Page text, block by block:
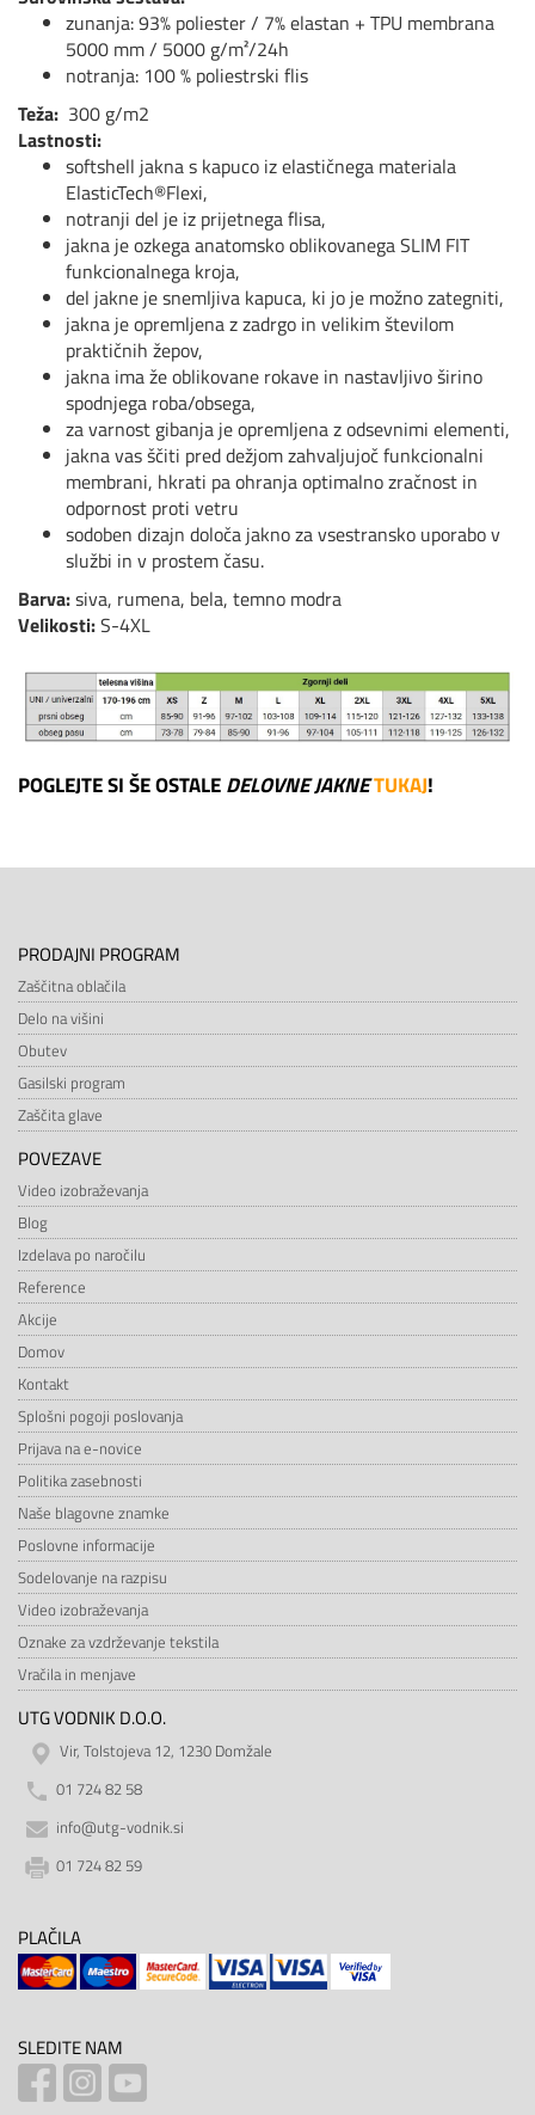
zunanja: 93% poliester / 7% elastan + TPU membrana
5000 mm / 5000 g/m²/24h
notranja: 100 % poliestrski flis
Teža: 300 g/m2
Lastnosti:
softshell jakna s kapuco iz elastičnega materiala
ElasticTech®Flexi,
notranji del je iz prijetnega flisa,
jakna je ozkega anatomsko oblikovanega SLIM FIT
funkcionalnega kroja,
del jakne je snemljiva kapuca, ki jo je možno zategniti,
jakna je opremljena z zadrgo in velikim številom
praktičnih žepov,
jakna ima že oblikovane rokave in nastavljivo širino
spodnjega roba/obsega,
za varnost gibanja je opremljena z odsevnimi elementi,
jakna vas ščiti pred dežjom zahvaljujoč funkcionalni
membrani, hkrati pa ohranja optimalno zračnost in
odpornost proti vetru
sodoben dizajn določa jakno za vsestransko uporabo v
službi in v prostem času.
Barva:siva, rumena, bela, temno modra
Velikosti:S-4XL
POGLEJTE SI ŠE OSTALEDELOVNE JAKNETUKAJ!
PRODAJNI PROGRAM
Zaščitna oblačila
Delo na višini
Obutev
Gasilski program
Zaščita glave
POVEZAVE
Video izobraževanja
Blog
Izdelava po naročilu
Reference
Akcije
Domov
Kontakt
Splošni pogoji poslovanja
Prijava na e-novice
Politika zasebnosti
Naše blagovne znamke
Poslovne informacije
Sodelovanje na razpisu
Video izobraževanja
Oznake za vzdrževanje tekstila
Vračila in menjave
UTG VODNIK D.O.O.
Vir, Tolstojeva 12, 1230 Domžale
01 724 82 58
info@utg-vodnik.si
01 724 82 59
PLAČILA
SLEDITE NAM